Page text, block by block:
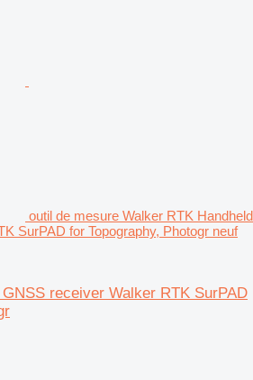
outil de mesure Walker RTK Handheld
SurPAD for Topography, Photogr neuf
receiver Walker RTK SurPAD